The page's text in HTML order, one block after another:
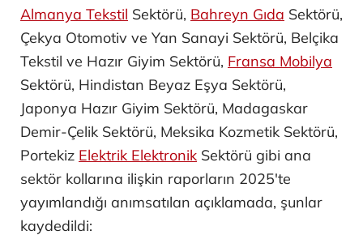
Almanya Tekstil Sektörü, Bahreyn Gıda Sektörü,
Çekya Otomotiv ve Yan Sanayi ​Sektörü, Belçika
Tekstil ve Hazır Giyim Sektörü, Fransa Mobilya
Sektörü, Hindistan Beyaz Eşya Sektörü,
Japonya Hazır Giyim Sektörü, Madagaskar
Demir-Çelik Sektörü, Meksika Kozmetik Sektörü,
Portekiz Elektrik Elektronik Sektörü gibi ana
sektör kollarına ilişkin raporların 2025'te
yayımlandığı anımsatılan açıklamada, şunlar
kaydedildi: